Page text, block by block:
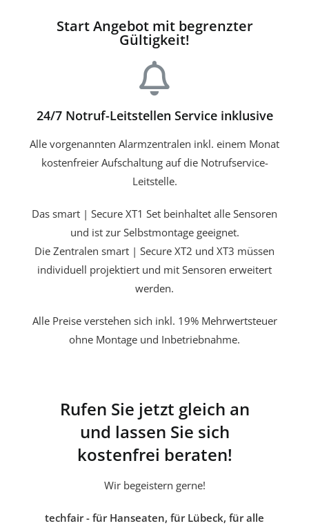
Start Angebot mit begrenzter
Gültigkeit!
24/7 Notruf-Leitstellen Service inklusive
Alle vorgenannten Alarmzentralen inkl. einem Monat
kostenfreier Aufschaltung auf die Notrufservice-
Leitstelle.
Das smart | Secure XT1 Set beinhaltet alle Sensoren
und ist zur Selbstmontage geeignet.
Die Zentralen smart | Secure XT2 und XT3 müssen
individuell projektiert und mit Sensoren erweitert
werden.
Alle Preise verstehen sich inkl. 19% Mehrwertsteuer
ohne Montage und Inbetriebnahme.
Rufen Sie jetzt gleich an
und lassen Sie sich
kostenfrei beraten!
Wir begeistern gerne!
techfair - für Hanseaten, für Lübeck, für alle